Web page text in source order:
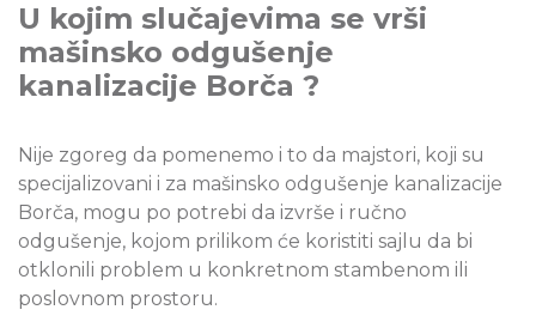
U kojim slučajevima se vrši
mašinsko odgušenje
kanalizacije Borča ?
Nije zgoreg da pomenemo i to da majstori, koji su
specijalizovani i za mašinsko odgušenje kanalizacije
Borča, mogu po potrebi da izvrše i ručno
odgušenje, kojom prilikom će koristiti sajlu da bi
otklonili problem u konkretnom stambenom ili
poslovnom prostoru.